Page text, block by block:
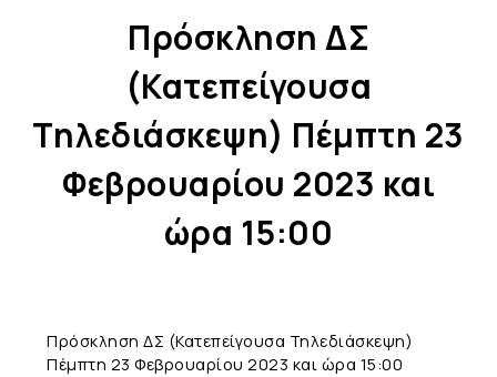
Πρόσκληση ΔΣ
(Κατεπείγουσα
Τηλεδιάσκεψη) Πέμπτη 23
Φεβρουαρίου 2023 και
ώρα 15:00
Πρόσκληση ΔΣ (Κατεπείγουσα Τηλεδιάσκεψη)
Πέμπτη 23 Φεβρουαρίου 2023 και ώρα 15:00